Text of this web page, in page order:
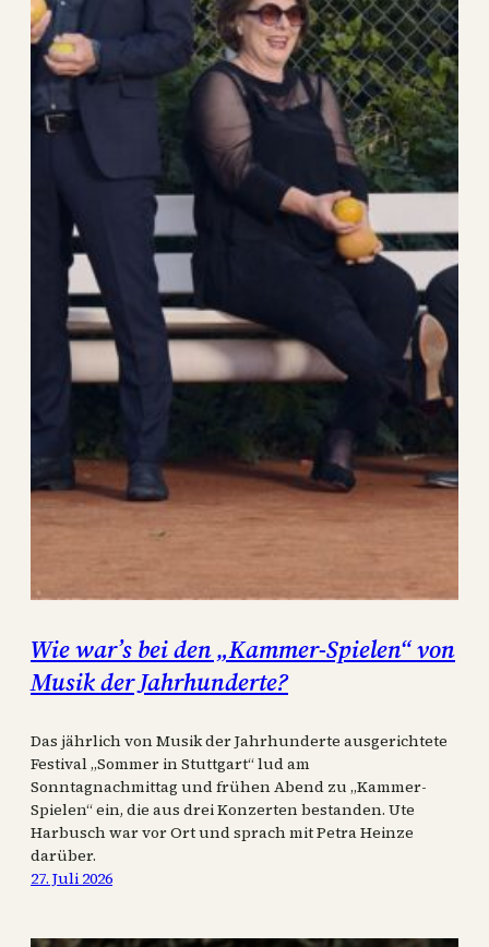
Wie war’s bei den „Kammer-Spielen“ von
Musik der Jahrhunderte?
Das jährlich von Musik der Jahrhunderte ausgerichtete
Festival „Sommer in Stuttgart“ lud am
Sonntagnachmittag und frühen Abend zu „Kammer-
Spielen“ ein, die aus drei Konzerten bestanden. Ute
Harbusch war vor Ort und sprach mit Petra Heinze
darüber.
27. Juli 2026